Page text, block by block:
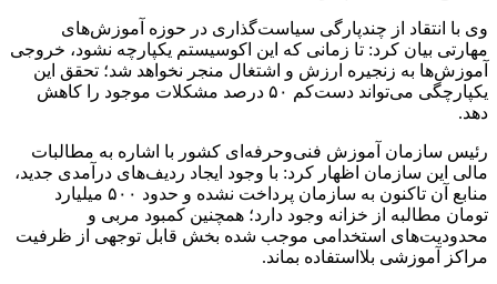
وی با انتقاد از چندپارگی سیاست‌گذاری در حوزه آموزش‌های
مهارتی بیان کرد: تا زمانی که این اکوسیستم یکپارچه نشود، خروجی
آموزش‌ها به زنجیره ارزش و اشتغال منجر نخواهد شد؛ تحقق این
یکپارچگی می‌تواند دست‌کم ۵۰ درصد مشکلات موجود را کاهش
دهد.
رئیس سازمان آموزش فنی‌وحرفه‌ای کشور با اشاره به مطالبات
مالی این سازمان اظهار کرد: با وجود ایجاد ردیف‌های درآمدی جدید،
منابع آن تاکنون به سازمان پرداخت نشده و حدود ۵۰۰ میلیارد
تومان مطالبه از خزانه وجود دارد؛ همچنین کمبود مربی و
محدودیت‌های استخدامی موجب شده بخش قابل توجهی از ظرفیت
مراکز آموزشی بلااستفاده بماند.